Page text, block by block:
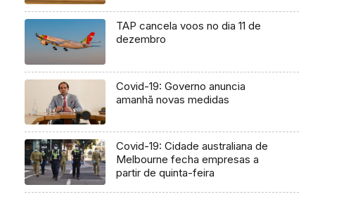
TAP cancela voos no dia 11 de
dezembro
Covid-19: Governo anuncia
amanhã novas medidas
Covid-19: Cidade australiana de
Melbourne fecha empresas a
partir de quinta-feira